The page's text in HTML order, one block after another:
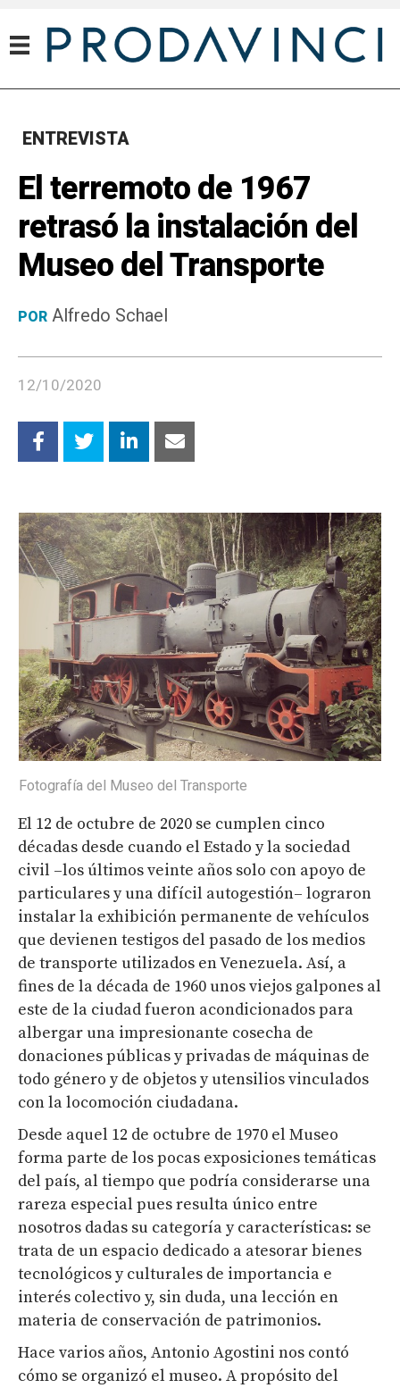
ENTREVISTA
El terremoto de 1967
retrasó la instalación del
Museo del Transporte
POR Alfredo Schael
12/10/2020
Fotografía del Museo del Transporte
El 12 de octubre de 2020 se cumplen cinco
décadas desde cuando el Estado y la sociedad
civil –los últimos veinte años solo con apoyo de
particulares y una difícil autogestión– lograron
instalar la exhibición permanente de vehículos
que devienen testigos del pasado de los medios
de transporte utilizados en Venezuela. Así, a
fines de la década de 1960 unos viejos galpones al
este de la ciudad fueron acondicionados para
albergar una impresionante cosecha de
donaciones públicas y privadas de máquinas de
todo género y de objetos y utensilios vinculados
con la locomoción ciudadana.
Desde aquel 12 de octubre de 1970 el Museo
forma parte de los pocas exposiciones temáticas
del país, al tiempo que podría considerarse una
rareza especial pues resulta único entre
nosotros dadas su categoría y características: se
trata de un espacio dedicado a atesorar bienes
tecnológicos y culturales de importancia e
interés colectivo y, sin duda, una lección en
materia de conservación de patrimonios.
Hace varios años, Antonio Agostini nos contó
cómo se organizó el museo. A propósito del